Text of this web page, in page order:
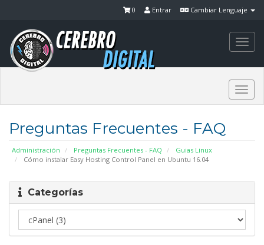
Cambiar Lenguaje
Entrar
0
Preguntas Frecuentes - FAQ
Administración Preguntas Frecuentes - FAQ
Guias Linux
Cómo instalar Easy Hosting Control Panel en Ubuntu 16.04
Categorías